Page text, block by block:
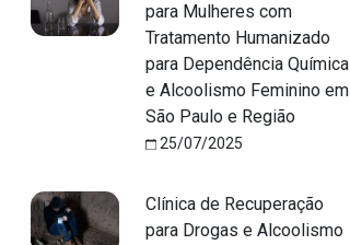
para Mulheres com
Tratamento Humanizado
para Dependência Química
e Alcoolismo Feminino em
São Paulo e Região
25/07/2025
Clínica de Recuperação
para Drogas e Alcoolismo